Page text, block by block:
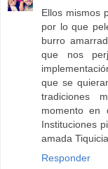
Ellos mismos
por lo que
burro
que nos
que se
tradiciones
momento en
Instituciones
amada Tiquicia..
Responder